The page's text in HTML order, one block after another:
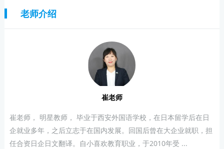
老师介绍
崔老师
崔老师， 明星教师， 毕业于西安外国语学校，在日本留学后在日
企就业多年，之后立志于在国内发展。回国后曾在大企业就职，担
任合资日企日文翻译。自小喜欢教育职业，于2010年受 ...